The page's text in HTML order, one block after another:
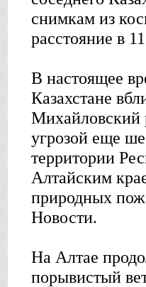
снимкам из
расстояние в
В настоящее
Казахстане
Михайловский
угрозой еще
территории
Алтайским
природных
Новости.
На Алтае
порывистый